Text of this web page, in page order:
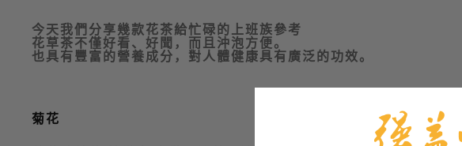
今天我們分享幾款花茶給忙碌的上班族參考
花草茶不僅好看、好聞，而且沖泡方便。
也具有豐富的營養成分，對人體健康具有廣泛的功效。
菊花